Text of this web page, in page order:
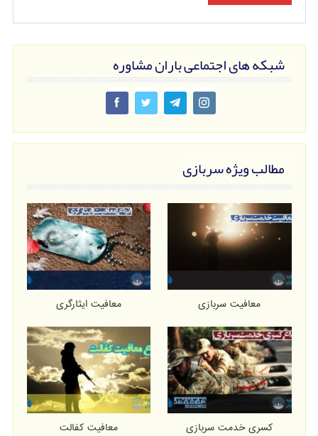
شبکه های اجتماعی باران مشاوره
مطالب ویژه سربازی
معافیت سربازی معافیت ایثارگری
کسری خدمت سربازی معافیت کفالت